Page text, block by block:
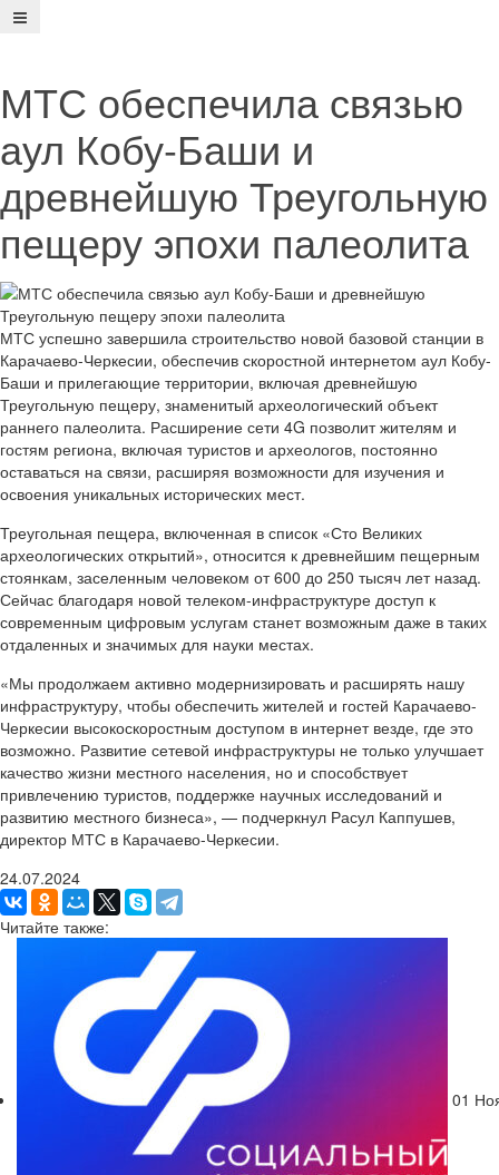
МТС обеспечила связью
аул Кобу-Баши и
древнейшую Треугольную
пещеру эпохи палеолита
МТС успешно завершила строительство новой базовой станции в
Карачаево-Черкесии, обеспечив скоростной интернетом аул Кобу-
Баши и прилегающие территории, включая древнейшую
Треугольную пещеру, знаменитый археологический объект
раннего палеолита. Расширение сети 4G позволит жителям и
гостям региона, включая туристов и археологов, постоянно
оставаться на связи, расширяя возможности для изучения и
освоения уникальных исторических мест.
Треугольная пещера, включенная в список «Сто Великих
археологических открытий», относится к древнейшим пещерным
стоянкам, заселенным человеком от 600 до 250 тысяч лет назад.
Сейчас благодаря новой телеком-инфраструктуре доступ к
современным цифровым услугам станет возможным даже в таких
отдаленных и значимых для науки местах.
«Мы продолжаем активно модернизировать и расширять нашу
инфраструктуру, чтобы обеспечить жителей и гостей Карачаево-
Черкесии высокоскоростным доступом в интернет везде, где это
возможно. Развитие сетевой инфраструктуры не только улучшает
качество жизни местного населения, но и способствует
привлечению туристов, поддержке научных исследований и
развитию местного бизнеса», — подчеркнул Расул Каппушев,
директор МТС в Карачаево-Черкесии.
24.07.2024
Читайте также:
01